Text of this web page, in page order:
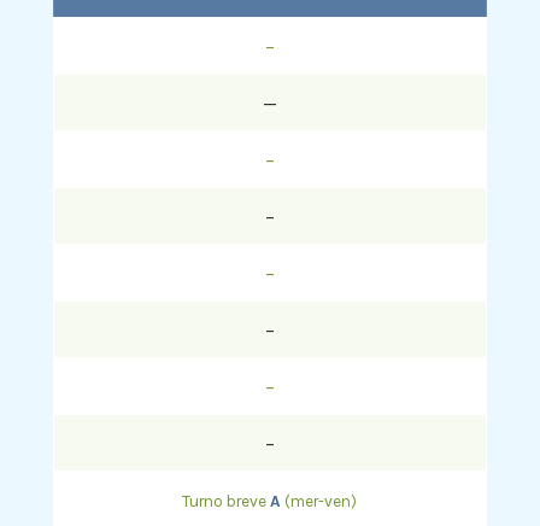
–
—
–
–
–
–
–
–
Turno breveA (mer-ven)